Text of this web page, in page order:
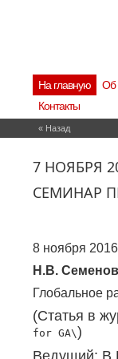
На главную Об
Контакты
« Назад
7 НОЯБРЯ
СЕМИНАР
8 ноября
Н.В.
Глобальное
(Статья в
for GA\)
Ведущий: